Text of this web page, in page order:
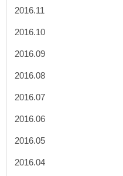
2016.11
2016.10
2016.09
2016.08
2016.07
2016.06
2016.05
2016.04